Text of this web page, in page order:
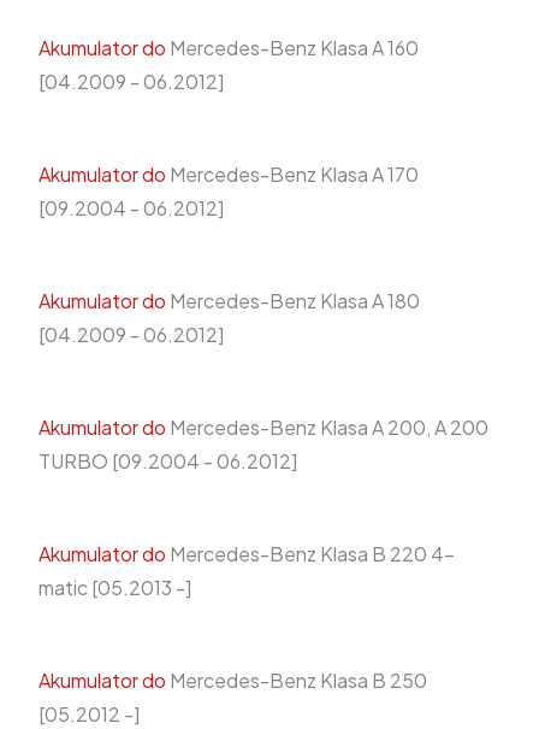
Akumulator do Mercedes-Benz Klasa A 160
[04.2009 - 06.2012]
Akumulator do Mercedes-Benz Klasa A 170
[09.2004 - 06.2012]
Akumulator do Mercedes-Benz Klasa A 180
[04.2009 - 06.2012]
Akumulator do Mercedes-Benz Klasa A 200, A 200
TURBO [09.2004 - 06.2012]
Akumulator do Mercedes-Benz Klasa B 220 4-
matic [05.2013 -]
Akumulator do Mercedes-Benz Klasa B 250
[05.2012 -]